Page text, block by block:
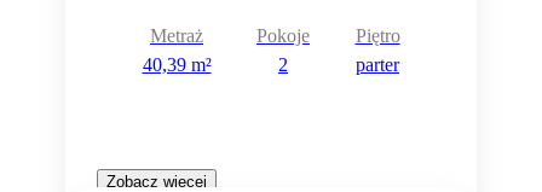
Metraż
40,39 m²
Pokoje
2
Piętro
parter
Zobacz więcej